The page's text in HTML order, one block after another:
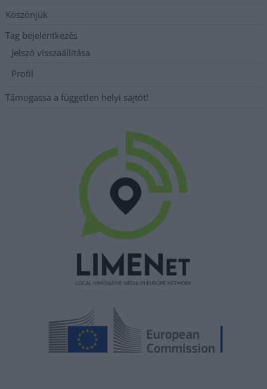
Köszönjük
Tag bejelentkezés
Jelszó visszaállítása
Profil
Támogassa a független helyi sajtót!